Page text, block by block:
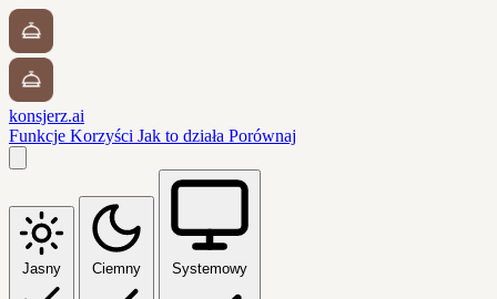
konsjerz.ai
Funkcje Korzyści Jak to działa Porównaj
Jasny Ciemny Systemowy